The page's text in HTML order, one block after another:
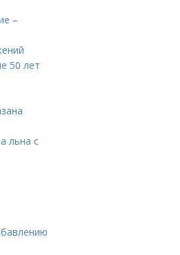
–
50 лет
льна с